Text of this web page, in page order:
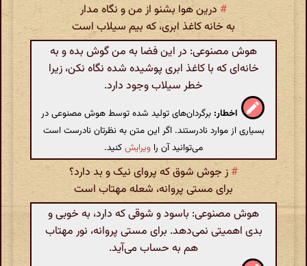
# درین هوا بشنو از من و نگاه مدار
به خانه کاغذ ابری، که بیم سیلاب است
هوش مصنوعی: در این فضا به من گوش بده و به
خانه‌ای که با کاغذ ابری پوشیده شده نگاه نکن، زیرا
خطر سیلاب وجود دارد.
اخطار: برگردان‌های تولید شده توسط هوش مصنوعی در
بسیاری از موارد نادرستند. اگر این متن به نظرتان نادرست است
می‌توانید آن را ویرایشکنید.
# ز جوش شوق که پروای نیک و بد دارد؟
برای مستی پروانه، شعله مهتاب است
هوش مصنوعی: باسود و شوقی که دارد، به خوبی و
بدی اهمیتی نمی‌دهد. برای مستی پروانه، نور مهتاب
هم به حساب می‌آید.